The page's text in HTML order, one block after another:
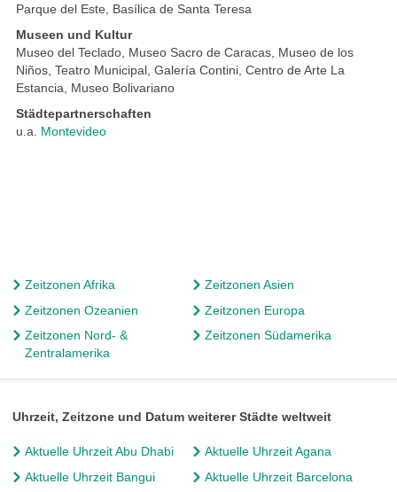
Parque del Este, Basílica de Santa Teresa
Museen und Kultur
Museo del Teclado, Museo Sacro de Caracas, Museo de los
Niños, Teatro Municipal, Galería Contini, Centro de Arte La
Estancia, Museo Bolivariano
Städtepartnerschaften
u.a. Montevideo
Zeitzonen Afrika
Zeitzonen Asien
Zeitzonen Ozeanien
Zeitzonen Europa
Zeitzonen Nord- &
Zentralamerika
Zeitzonen Südamerika
Uhrzeit, Zeitzone und Datum weiterer Städte weltweit
Aktuelle Uhrzeit Abu Dhabi
Aktuelle Uhrzeit Agana
Aktuelle Uhrzeit Bangui
Aktuelle Uhrzeit Barcelona